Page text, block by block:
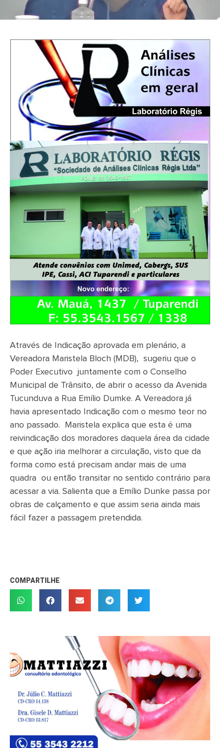
Através de Indicação aprovada em plenário, a
Vereadora Maristela Bloch (MDB), sugeriu que o
Poder Executivo juntamente com o Conselho
Municipal de Trânsito, de abrir o acesso da Avenida
Tucunduva a Rua Emílio Dumke. A Vereadora já
havia apresentado Indicação com o mesmo teor no
ano passado. Maristela explica que esta é uma
reivindicação dos moradores daquela área da cidade
e que ação iria melhorar a circulação, visto que da
forma como está precisam andar mais de uma
quadra ou então transitar no sentido contrário para
acessar a via. Salienta que a Emílio Dunke passa por
obras de calçamento e que assim seria ainda mais
fácil fazer a passagem pretendida.
COMPARTILHE